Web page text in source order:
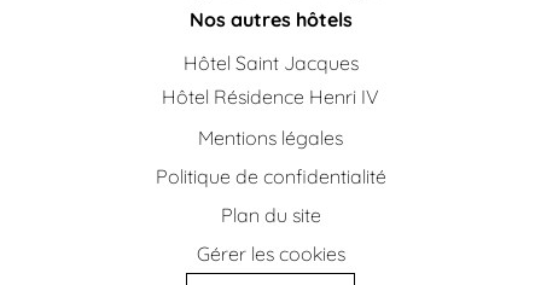
Nos autres hôtels
Hôtel Saint Jacques
Hôtel Résidence Henri IV
Mentions légales
Politique de confidentialité
Plan du site
Gérer les cookies